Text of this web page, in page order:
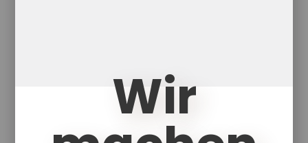
Enthält 19% Umsatzsteuer
Versand
Lieferzeit: ca. 1-5 Werktage
Wir